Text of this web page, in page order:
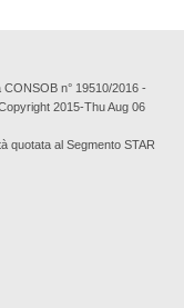
CONSOB n° 19510/2016 -
2015-Thu Aug 06
quotata al Segmento STAR